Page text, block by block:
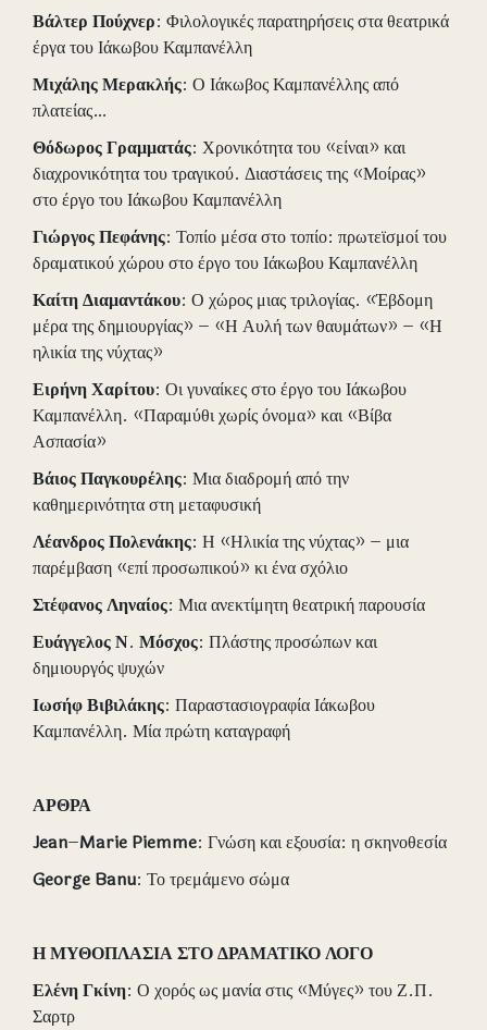
Βάλτερ Πούχνερ: Φιλολογικές παρατηρήσεις στα θεατρικά
έργα του Ιάκωβου Καμπανέλλη
ΜιχάληςΜερακλής: Ο Ιάκωβος Καμπανέλλης από
πλατείας…
ΘόδωροςΓραμματάς: Χρονικότητα του «είναι» και
διαχρονικότητα του τραγικού. Διαστάσεις της «Μοίρας»
στο έργο του Ιάκωβου Καμπανέλλη
ΓιώργοςΠεφάνης: Τοπίο μέσα στο τοπίο: πρωτεϊσμοί του
δραματικού χώρου στο έργο του Ιάκωβου Καμπανέλλη
ΚαίτηΔιαμαντάκου: Ο χώρος μιας τριλογίας. «Έβδομη
μέρα της δημιουργίας» – «Η Αυλή των θαυμάτων» – «Η
ηλικία της νύχτας»
ΕιρήνηΧαρίτου: Οι γυναίκες στο έργο του Ιάκωβου
Καμπανέλλη. «Παραμύθι χωρίς όνομα» και «Βίβα
Ασπασία»
ΒάιοςΠαγκουρέλης: Μια διαδρομή από την
καθημερινότητα στη μεταφυσική
ΛέανδροςΠολενάκης: Η «Ηλικία της νύχτας» – μια
παρέμβαση «επί προσωπικού» κι ένα σχόλιο
ΣτέφανοςΛηναίος: Μια ανεκτίμητη θεατρική παρουσία
ΕυάγγελοςΝ. Μόσχος: Πλάστης προσώπων και
δημιουργός ψυχών
ΙωσήφΒιβιλάκης: Παραστασιογραφία Ιάκωβου
Καμπανέλλη. Μία πρώτη καταγραφή
ΑΡΘΡΑ
Jean–Marie Piemme: Γνώση και εξουσία: η σκηνοθεσία
George Banu: Το τρεμάμενο σώμα
Η ΜΥΘΟΠΛΑΣΙΑ ΣΤΟ ΔΡΑΜΑΤΙΚΟ ΛΟΓΟ
ΕλένηΓκίνη: Ο χορός ως μανία στις «Μύγες» του Ζ.Π.
Σαρτρ